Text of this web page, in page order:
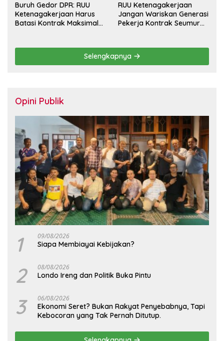
Buruh Gedor DPR: RUU
Ketenagakerjaan Harus
Batasi Kontrak Maksimal
RUU Ketenagakerjaan
Jangan Wariskan Generasi
Pekerja Kontrak Seumur
Selengkapnya
Opini Publik
1 09/08/2026
Siapa Membiayai Kebijakan?
2 08/08/2026
Londo Ireng dan Politik Buka Pintu
3 06/08/2026
Ekonomi Seret? Bukan Rakyat Penyebabnya, Tapi
Kebocoran yang Tak Pernah Ditutup.